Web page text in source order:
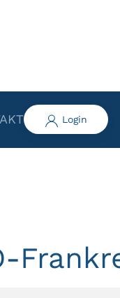
Login